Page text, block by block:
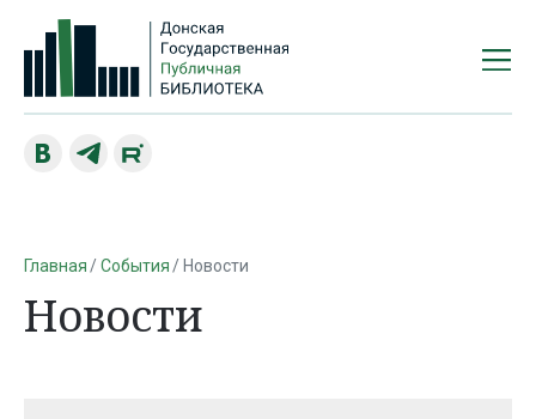
Главная События Новости
Новости